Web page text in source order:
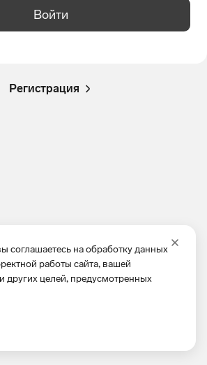
соглашаетесь на обработку данных
работы сайта, вашей
других целей, предусмотренных
Войти
Регистрация